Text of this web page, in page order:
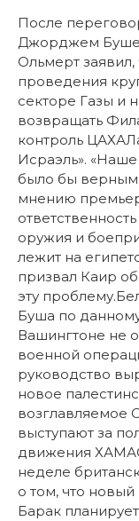
После
Джорджем
Ольмерт
проведения
секторе Газы и
возвращать
контроль
Исраэль».
было бы верным
мнению
оружия и
лежит на
призвал Каир
эту
Буша по
Вашингтоне не
военной
руководство
новое
выступают за
движения
неделе
о том, что
Барак